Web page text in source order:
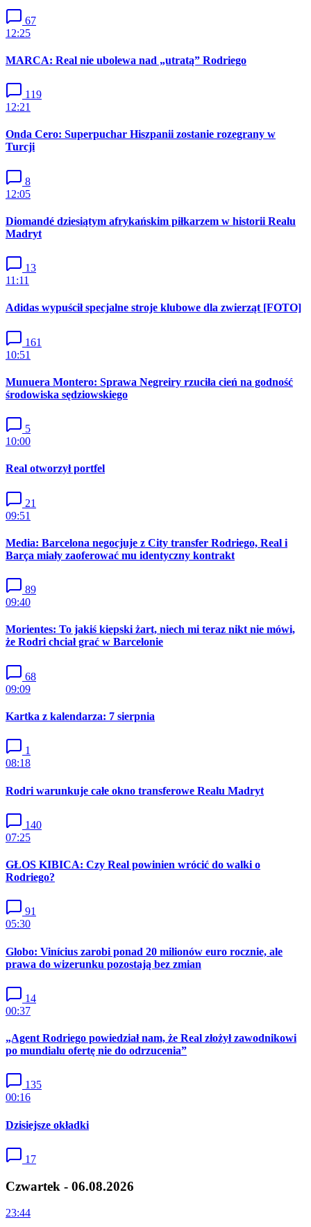
67
12:25
MARCA: Real nie ubolewa nad „utratą” Rodriego
119
12:21
Onda Cero: Superpuchar Hiszpanii zostanie rozegrany w
Turcji
8
12:05
Diomandé dziesiątym afrykańskim piłkarzem w historii Realu
Madryt
13
11:11
Adidas wypuścił specjalne stroje klubowe dla zwierząt [FOTO]
161
10:51
Munuera Montero: Sprawa Negreiry rzuciła cień na godność
środowiska sędziowskiego
5
10:00
Real otworzył portfel
21
09:51
Media: Barcelona negocjuje z City transfer Rodriego, Real i
Barça miały zaoferować mu identyczny kontrakt
89
09:40
Morientes: To jakiś kiepski żart, niech mi teraz nikt nie mówi,
że Rodri chciał grać w Barcelonie
68
09:09
Kartka z kalendarza: 7 sierpnia
1
08:18
Rodri warunkuje całe okno transferowe Realu Madryt
140
07:25
GŁOS KIBICA: Czy Real powinien wrócić do walki o
Rodriego?
91
05:30
Globo: Vinícius zarobi ponad 20 milionów euro rocznie, ale
prawa do wizerunku pozostają bez zmian
14
00:37
„Agent Rodriego powiedział nam, że Real złożył zawodnikowi
po mundialu ofertę nie do odrzucenia”
135
00:16
Dzisiejsze okładki
17
Czwartek - 06.08.2026
23:44